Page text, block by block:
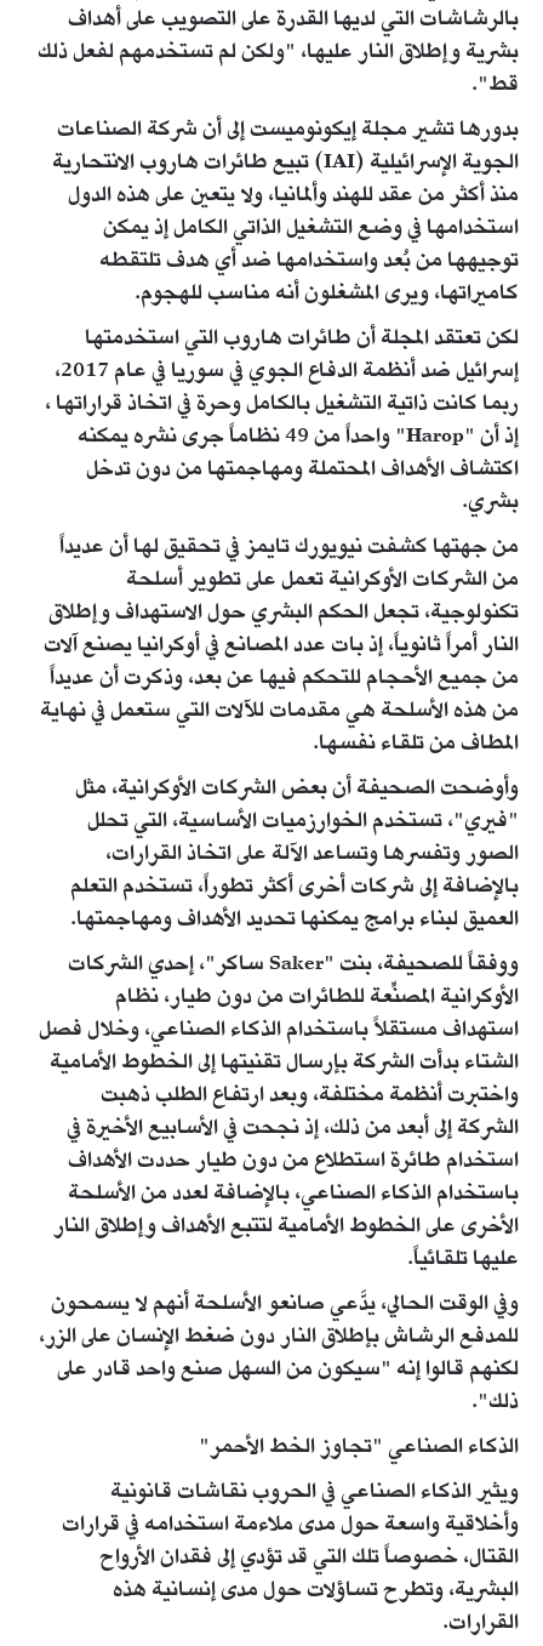
بالرشاشات التي لديها القدرة على التصويب على أهداف
بشرية وإطلاق النار عليها، "ولكن لم تستخدمهم لفعل ذلك
قط".
بدورها تشير مجلة إيكونوميست إلى أن شركة الصناعات
الجوية الإسرائيلية (IAI) تبيع طائرات هاروب الانتحارية
منذ أكثر من عقد للهند وألمانيا، ولا يتعين على هذه الدول
استخدامها في وضع التشغيل الذاتي الكامل إذ يمكن
توجيهها من بُعد واستخدامها ضد أي هدف تلتقطه
كاميراتها، ويرى المشغلون أنه مناسب للهجوم.
لكن تعتقد المجلة أن طائرات هاروب التي استخدمتها
إسرائيل ضد أنظمة الدفاع الجوي في سوريا في عام 2017،
ربما كانت ذاتية التشغيل بالكامل وحرة في اتخاذ قراراتها ،
إذ أن "Harop" واحداً من 49 نظاماً جرى نشره يمكنه
اكتشاف الأهداف المحتملة ومهاجمتها من دون تدخل
بشري.
من جهتها كشفت نيويورك تايمز في تحقيق لها أن عديداً
من الشركات الأوكرانية تعمل على تطوير أسلحة
تكنولوجية، تجعل الحكم البشري حول الاستهداف وإطلاق
النار أمراً ثانوياً، إذ بات عدد المصانع في أوكرانيا يصنع آلات
من جميع الأحجام للتحكم فيها عن بعد، وذكرت أن عديداً
من هذه الأسلحة هي مقدمات للآلات التي ستعمل في نهاية
المطاف من تلقاء نفسها.
وأوضحت الصحيفة أن بعض الشركات الأوكرانية، مثل
"فيري"، تستخدم الخوارزميات الأساسية، التي تحلل
الصور وتفسرها وتساعد الآلة على اتخاذ القرارات،
بالإضافة إلى شركات أخرى أكثر تطوراً، تستخدم التعلم
العميق لبناء برامج يمكنها تحديد الأهداف ومهاجمتها.
ووفقاً للصحيفة، بنت "Saker ساكر"، إحدي الشركات
الأوكرانية المصنِّعة للطائرات من دون طيار، نظام
استهداف مستقلاً باستخدام الذكاء الصناعي، وخلال فصل
الشتاء بدأت الشركة بإرسال تقنيتها إلى الخطوط الأمامية
واختبرت أنظمة مختلفة، وبعد ارتفاع الطلب ذهبت
الشركة إلى أبعد من ذلك، إذ نجحت في الأسابيع الأخيرة في
استخدام طائرة استطلاع من دون طيار حددت الأهداف
باستخدام الذكاء الصناعي، بالإضافة لعدد من الأسلحة
الأخرى على الخطوط الأمامية لتتبع الأهداف وإطلاق النار
عليها تلقائياً.
وفي الوقت الحالي، يدَّعي صانعو الأسلحة أنهم لا يسمحون
للمدفع الرشاش بإطلاق النار دون ضغط الإنسان على الزر،
لكنهم قالوا إنه "سيكون من السهل صنع واحد قادر على
ذلك".
الذكاء الصناعي "تجاوز الخط الأحمر"
ويثير الذكاء الصناعي في الحروب نقاشات قانونية
وأخلاقية واسعة حول مدى ملاءمة استخدامه في قرارات
القتال، خصوصاً تلك التي قد تؤدي إلى فقدان الأرواح
البشرية، وتطرح تساؤلات حول مدى إنسانية هذه
القرارات.